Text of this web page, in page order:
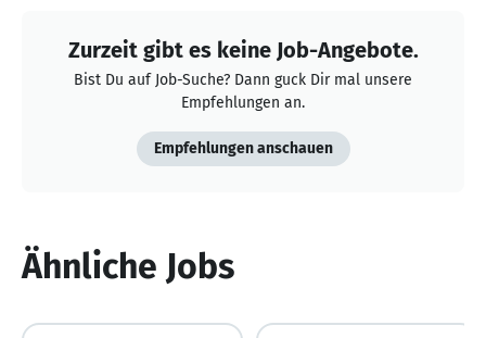
Zurzeit gibt es keine Job-Angebote.
Bist Du auf Job-Suche? Dann guck Dir mal unsere
Empfehlungen an.
Empfehlungen anschauen
Ähnliche Jobs